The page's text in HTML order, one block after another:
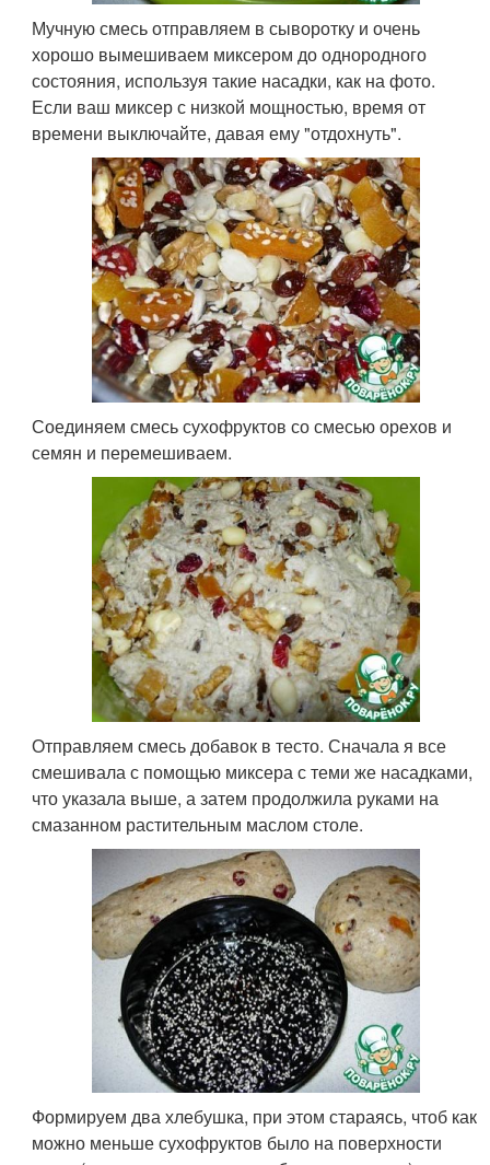
Мучную смесь отправляем в сыворотку и очень
хорошо вымешиваем миксером до однородного
состояния, используя такие насадки, как на фото.
Если ваш миксер с низкой мощностью, время от
времени выключайте, давая ему "отдохнуть".
Соединяем смесь сухофруктов со смесью орехов и
семян и перемешиваем.
Отправляем смесь добавок в тесто. Сначала я все
смешивала с помощью миксера с теми же насадками,
что указала выше, а затем продолжила руками на
смазанном растительным маслом столе.
Формируем два хлебушка, при этом стараясь, чтоб как
можно меньше сухофруктов было на поверхности